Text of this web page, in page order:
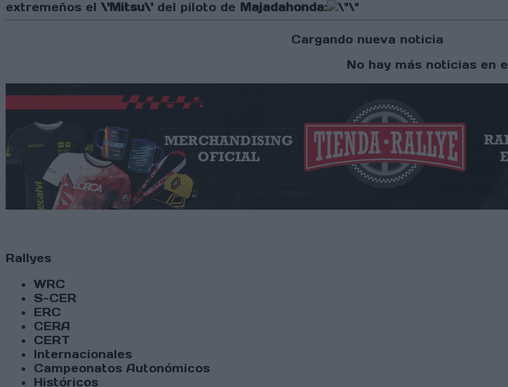
extremeños el \'Mitsu\' del piloto de Majadahonda:
Cargando nueva noticia
No hay más noticias en
Rallyes
WRC
S-CER
ERC
CERA
CERT
Internacionales
Campeonatos Autonómicos
Históricos